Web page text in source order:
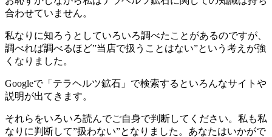
合わせていません。
私なりに知ろうとしていろいろ調べたことがあるのですが、
調べれば調べるほど”当店で扱うことはない”という考えが強
くなりました。
Googleで「テラヘルツ鉱石」で検索するといろんなサイトや
説明が出てきます。
それらをいろいろ読んでご自身で判断してください。私も私
なりに判断して”扱わない”となりました。あなたはいかがで